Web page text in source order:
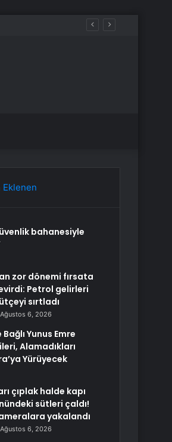
Eklenen
bahanesiyle
zor dönemi fırsata
Petrol gelirleri
sırtladı
Ağustos 6, 2026
Yunus Emre
Alamadıkları
Yürüyecek
çıplak halde kapı
sütleri çaldı!
yakalandı
Ağustos 6, 2026